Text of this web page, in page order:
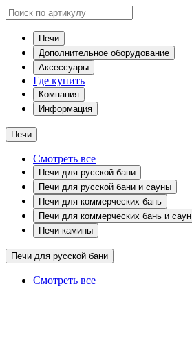
Печи
Дополнительное оборудование
Аксессуары
Где купить
Компания
Информация
Печи
Смотреть все
Печи для русской бани
Печи для русской бани и сауны
Печи для коммерческих бань
Печи для коммерческих бань и саун
Печи-камины
Печи для русской бани
Смотреть все